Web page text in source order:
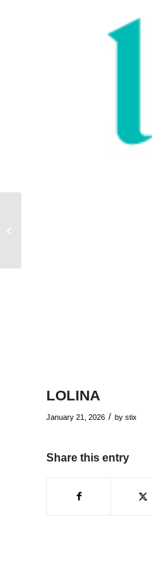
LOLINA
January 21, 2026 / by stix
Share this entry